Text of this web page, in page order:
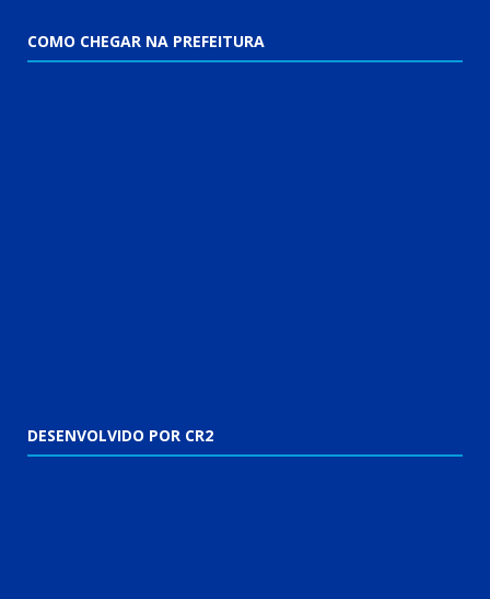
COMO CHEGAR NA PREFEITURA
DESENVOLVIDO POR CR2